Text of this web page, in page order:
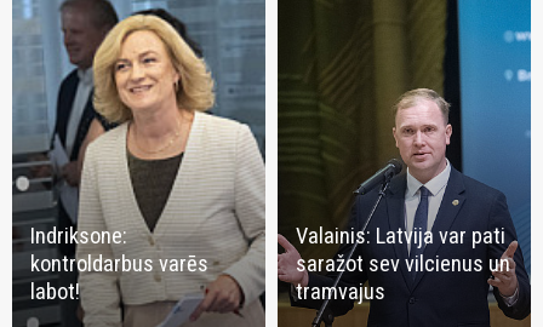
Indriksone:
kontroldarbus varēs
labot!
Valainis: Latvija var pati
saražot sev vilcienus un
tramvajus